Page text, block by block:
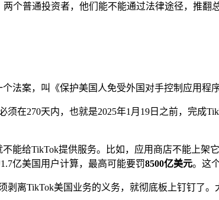
个普通投资者，他们能不能通过法律途径，推
法案，叫《保护美国人免受外国对手控制应用程
在270天内，也就是2025年1月19日之前，完成
能给TikTok提供服务。比如，应用商店不能上架
亿美国用户计算，最高可能要罚8500亿美元。这
剥离TikTok美国业务的义务，就彻底板上钉钉了。